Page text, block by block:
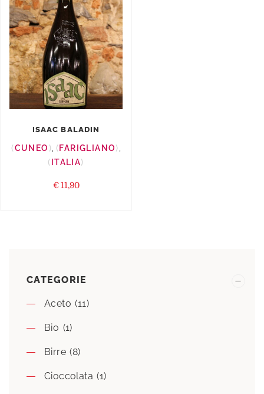
CATEGORIE
Aceto (11)
Bio (1)
Birre (8)
Cioccolata (1)
ISAAC BALADIN
CUNEO FARIGLIANO
ITALIA
€ 11,90